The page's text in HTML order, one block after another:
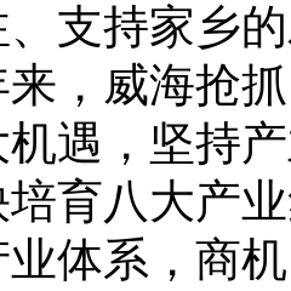
支持家乡
，威海抢
遇，坚持
育八大产
体系，商